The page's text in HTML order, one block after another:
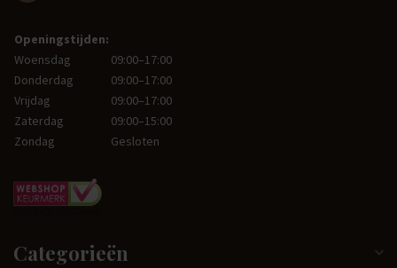
Openingstijden:
Woensdag
09:00–17:00
Donderdag
09:00–17:00
Vrijdag
09:00–17:00
Zaterdag
09:00–15:00
Zondag
Gesloten
Categorieën